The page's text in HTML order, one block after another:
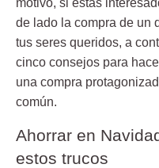
motivo, si estás
de lado la compra de un
tus seres queridos, a
cinco consejos para
una compra
común.
Ahorrar en
estos trucos